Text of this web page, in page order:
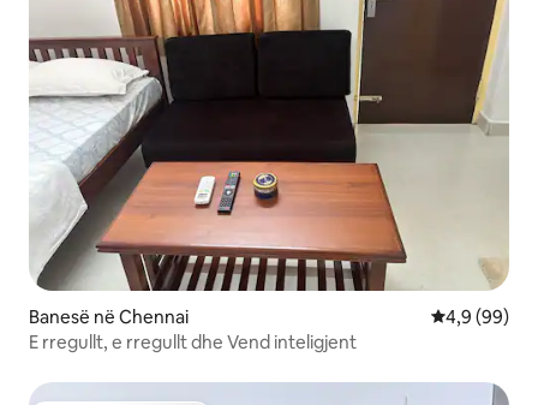
Banesë në Chennai Vlerësimi
4,9 (99)
E rregullt, e rregullt dhe Vend inteligjent